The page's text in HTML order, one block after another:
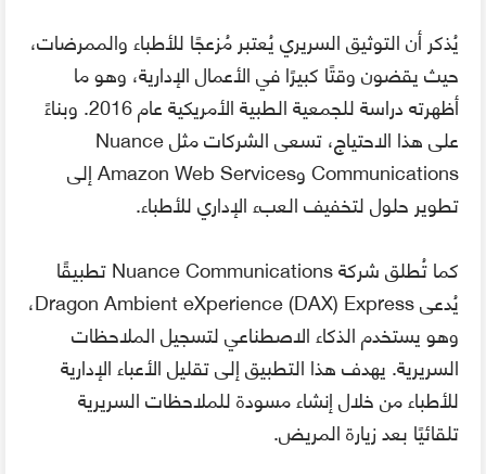
يُذكر أن التوثيق السريري يُعتبر مُزعجًا للأطباء والممرضات،
حيث يقضون وقتًا كبيرًا في الأعمال الإدارية، وهو ما
أظهرته دراسة للجمعية الطبية الأمريكية عام 2016. وبناءً
على هذا الاحتياج، تسعى الشركات مثل Nuance
Communications وAmazon Web Services إلى
تطوير حلول لتخفيف العبء الإداري للأطباء.
كما تُطلق شركة Nuance Communications تطبيقًا
يُدعى Dragon Ambient eXperience (DAX) Express،
وهو يستخدم الذكاء الاصطناعي لتسجيل الملاحظات
السريرية. يهدف هذا التطبيق إلى تقليل الأعباء الإدارية
للأطباء من خلال إنشاء مسودة للملاحظات السريرية
تلقائيًا بعد زيارة المريض.